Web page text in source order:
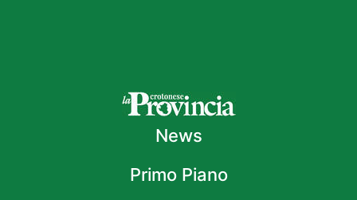
News
Primo Piano